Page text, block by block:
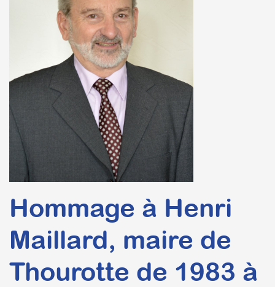
Hommage à Henri
Maillard, maire de
Thourotte de 1983 à